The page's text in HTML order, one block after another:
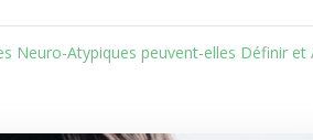
Neuro-Atypiques peuvent-elles Définir